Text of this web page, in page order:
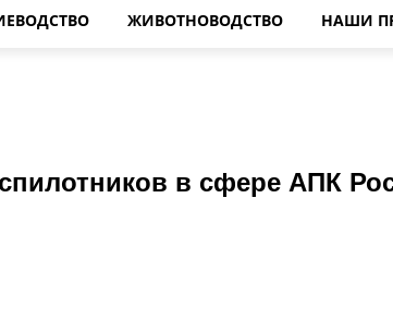
ЖИВОТНОВОДСТВО НАШИ
в сфере АПК